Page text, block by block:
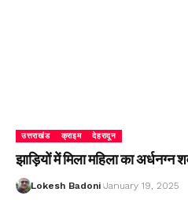
उत्तराखंड क्राइम देहरादून
झाड़ियों में मिला महिला का अर्धनग्न
Lokesh Badoni January 19, 2025